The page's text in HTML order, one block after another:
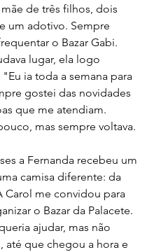
de três filhos, dois
um adotivo. Sempre
o Bazar Gabi.
lugar, ela logo
ia toda a semana para
gostei das novidades
que me atendiam.
mas sempre voltava.
a Fernanda recebeu um
camisa diferente: da
Carol me convidou para
o Bazar da Palacete.
ajudar, mas não
até que chegou a hora e